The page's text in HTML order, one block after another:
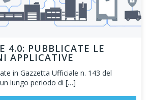
4.0: PUBBLICATE LE
APPLICATIVE
in Gazzetta Ufficiale n. 143 del
lungo periodo di […]